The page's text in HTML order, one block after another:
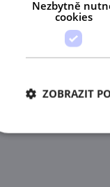
Nezbytně
cookies
ZOBRAZIT